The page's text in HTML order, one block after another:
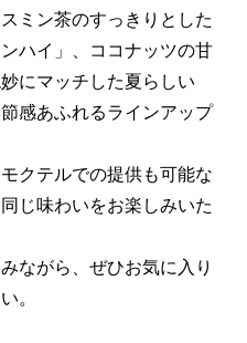
ミン茶のすっきりとした
ハイ」、ココナッツの甘
にマッチした夏らしい
感あふれるラインアップ
クテルでの提供も可能な
じ味わいをお楽しみいた
ながら、ぜひお気に入り
。